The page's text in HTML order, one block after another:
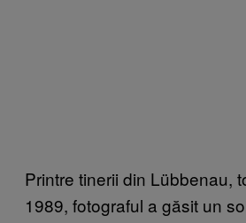
Printre tinerii din Lübbenau,
1989, fotograful a găsit un